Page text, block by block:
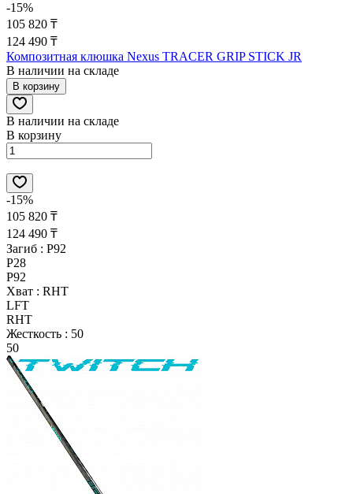
-15%
105 820 ₸
124 490 ₸
Композитная клюшка Nexus TRACER GRIP STICK JR
В наличии на складе
В корзину
В наличии на складе
В корзину
-15%
105 820 ₸
124 490 ₸
Загиб : P92
P28
P92
Хват : RHT
LFT
RHT
Жесткость : 50
50